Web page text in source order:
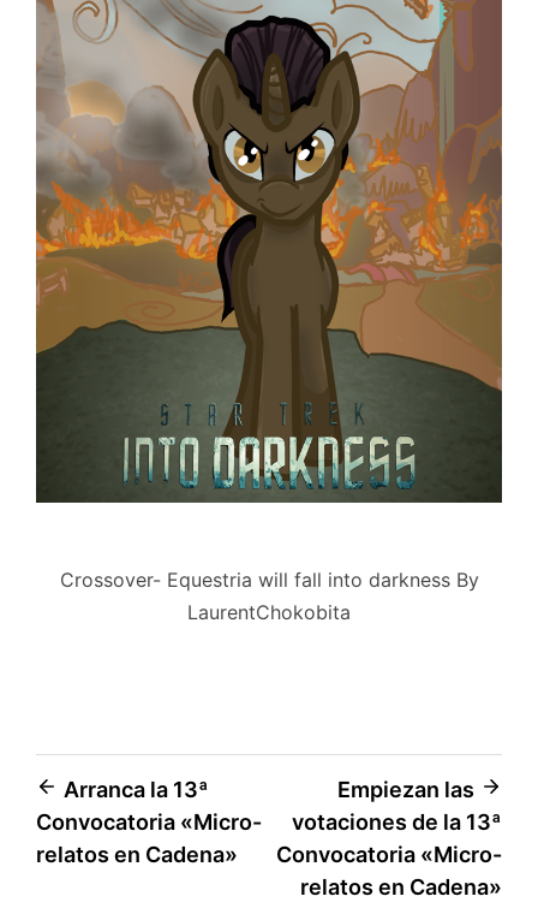
Crossover- Equestria will fall into darkness By
LaurentChokobita
Navegación
de
Arranca la 13ª
Convocatoria «Micro-
relatos en Cadena»
Empiezan las
votaciones de la 13ª
Convocatoria «Micro-
relatos en Cadena»